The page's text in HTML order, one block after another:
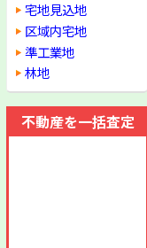
宅地見込地
区域内宅地
準工業地
林地
不動産を一括査定